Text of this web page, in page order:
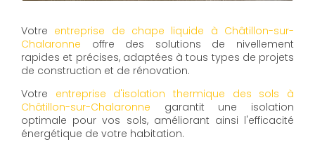
Votre entreprise de chape liquide à Châtillon-sur-
Chalaronne offre des solutions de nivellement
rapides et précises, adaptées à tous types de projets
de construction et de rénovation.
Votre entreprise d'isolation thermique des sols à
Châtillon-sur-Chalaronne garantit une isolation
optimale pour vos sols, améliorant ainsi l'efficacité
énergétique de votre habitation.